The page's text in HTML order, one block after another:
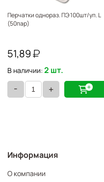
Перчатки однораз. ПЭ 100шт/уп. L
(50пар)
51,89
В наличии: 2 шт.
- +
Информация
О компании